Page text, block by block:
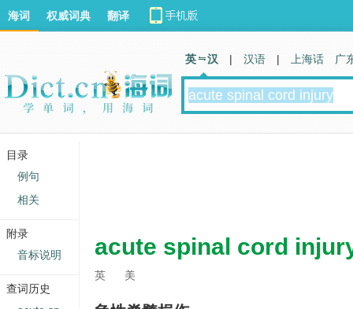
acute spinal cord
英 美
海词 权威词典 翻译
英 汉 | 汉语 | 上海话 广
目录
例句
相关
附录
音标说明
查词历史